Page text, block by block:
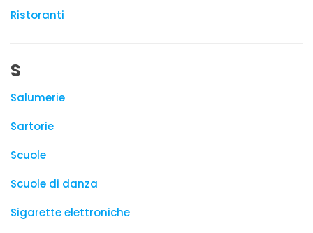
Ristoranti
S
Salumerie
Sartorie
Scuole
Scuole di danza
Sigarette elettroniche